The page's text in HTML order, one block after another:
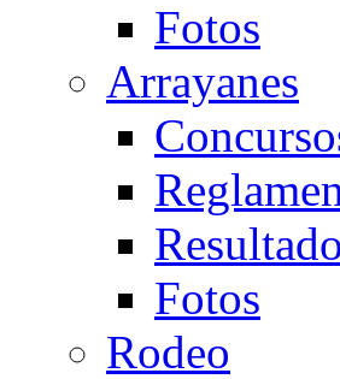
Fotos
Arrayanes
Fotos
Rodeo